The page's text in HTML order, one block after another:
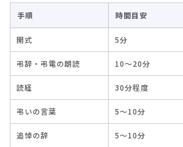
手順 時間目安
開式 5分
弔辞・弔電の朗読 10～20分
読経 30分程度
弔いの言葉 5～10分
追悼の辞 5～10分